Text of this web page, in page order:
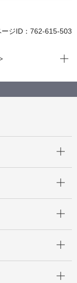
ージID：762-615-503
成！！
現在